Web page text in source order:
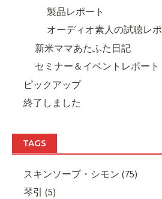
製品レポート
オーディオ素人の試聴レポ
新米ママあたふた日記
セミナー＆イベントレポート
ピックアップ
終了しました
TAGS
スキンソープ・シモン (75)
琴引 (5)